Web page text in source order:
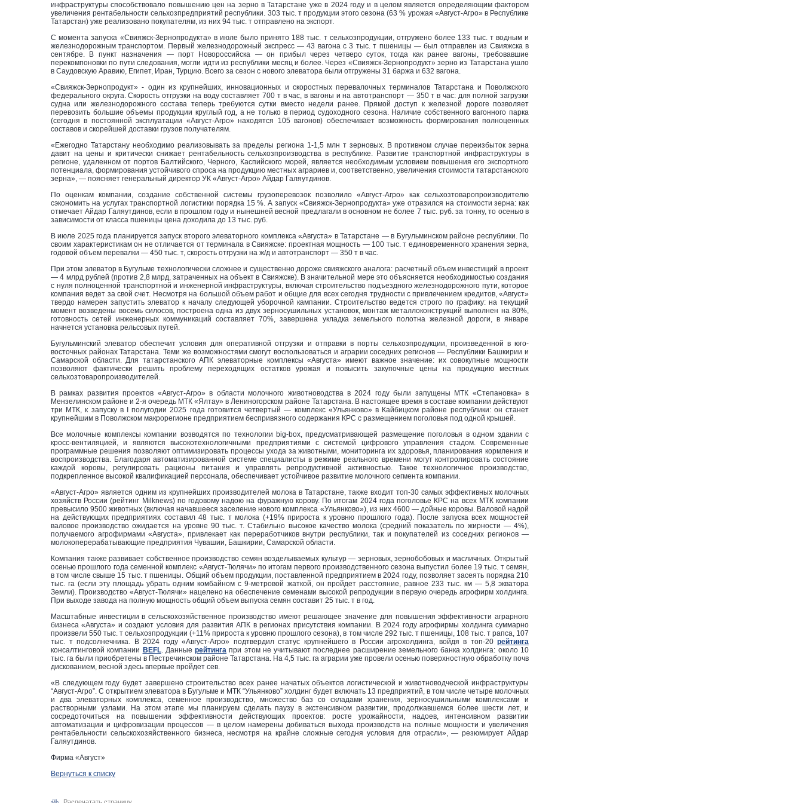
инфраструктуры способствовало повышению цен на зерно в Татарстане уже в 2024 году и в целом является определяющим фактором
увеличения рентабельности сельхозпредприятий республики. 303 тыс. т продукции этого сезона (63 % урожая «Август-Агро» в Республике
Татарстан) уже реализовано покупателям, из них 94 тыс. т отправлено на экспорт.
С момента запуска «Свияжск-Зернопродукта» в июле было принято 188 тыс. т сельхозпродукции, отгружено более 133 тыс. т водным и
железнодорожным транспортом. Первый железнодорожный экспресс — 43 вагона с 3 тыс. т пшеницы — был отправлен из Свияжска в
сентябре. В пункт назначения — порт Новороссийска — он прибыл через четверо суток, тогда как ранее вагоны, требовавшие
перекомпоновки по пути следования, могли идти из республики месяц и более. Через «Свияжск-Зернопродукт» зерно из Татарстана ушло
в Саудовскую Аравию, Египет, Иран, Турцию. Всего за сезон с нового элеватора были отгружены 31 баржа и 632 вагона.
«Свияжск-Зернопродукт» - один из крупнейших, инновационных и скоростных перевалочных терминалов Татарстана и Поволжского
федерального округа. Скорость отгрузки на воду составляет 700 т в час, в вагоны и на автотранспорт — 350 т в час: для полной загрузки
судна или железнодорожного состава теперь требуются сутки вместо недели ранее. Прямой доступ к железной дороге позволяет
перевозить большие объемы продукции круглый год, а не только в период судоходного сезона. Наличие собственного вагонного парка
(сегодня в постоянной эксплуатации «Август-Агро» находятся 105 вагонов) обеспечивает возможность формирования полноценных
составов и скорейшей доставки грузов получателям.
«Ежегодно Татарстану необходимо реализовывать за пределы региона 1-1,5 млн т зерновых. В противном случае переизбыток зерна
давит на цены и критически снижает рентабельность сельхозпроизводства в республике. Развитие транспортной инфраструктуры в
регионе, удаленном от портов Балтийского, Черного, Каспийского морей, является необходимым условием повышения его экспортного
потенциала, формирования устойчивого спроса на продукцию местных аграриев и, соответственно, увеличения стоимости татарстанского
зерна», — поясняет генеральный директор УК «Август-Агро» Айдар Галяутдинов.
По оценкам компании, создание собственной системы грузоперевозок позволило «Август-Агро» как сельхозтоваропроизводителю
сэкономить на услугах транспортной логистики порядка 15 %. А запуск «Свияжск-Зернопродукта» уже отразился на стоимости зерна: как
отмечает Айдар Галяутдинов, если в прошлом году и нынешней весной предлагали в основном не более 7 тыс. руб. за тонну, то осенью в
зависимости от класса пшеницы цена доходила до 13 тыс. руб.
В июле 2025 года планируется запуск второго элеваторного комплекса «Августа» в Татарстане — в Бугульминском районе республики. По
своим характеристикам он не отличается от терминала в Свияжске: проектная мощность — 100 тыс. т единовременного хранения зерна,
годовой объем перевалки — 450 тыс. т, скорость отгрузки на ж/д и автотранспорт — 350 т в час.
При этом элеватор в Бугульме технологически сложнее и существенно дороже свияжского аналога: расчетный объем инвестиций в проект
— 4 млрд рублей (против 2,8 млрд, затраченных на объект в Свияжске). В значительной мере это объясняется необходимостью создания
с нуля полноценной транспортной и инженерной инфраструктуры, включая строительство подъездного железнодорожного пути, которое
компания ведет за свой счет. Несмотря на большой объем работ и общие для всех сегодня трудности с привлечением кредитов, «Август»
твердо намерен запустить элеватор к началу следующей уборочной кампании. Строительство ведется строго по графику: на текущий
момент возведены восемь силосов, построена одна из двух зерносушильных установок, монтаж металлоконструкций выполнен на 80%,
готовность сетей инженерных коммуникаций составляет 70%, завершена укладка земельного полотна железной дороги, в январе
начнется установка рельсовых путей.
Бугульминский элеватор обеспечит условия для оперативной отгрузки и отправки в порты сельхозпродукции, произведенной в юго-
восточных районах Татарстана. Теми же возможностями смогут воспользоваться и аграрии соседних регионов — Республики Башкирии и
Самарской области. Для татарстанского АПК элеваторные комплексы «Августа» имеют важное значение: их совокупные мощности
позволяют фактически решить проблему переходящих остатков урожая и повысить закупочные цены на продукцию местных
сельхозтоваропроизводителей.
В рамках развития проектов «Август-Агро» в области молочного животноводства в 2024 году были запущены МТК «Степановка» в
Мензелинском районе и 2-я очередь МТК «Ялтау» в Лениногорском районе Татарстана. В настоящее время в составе компании действуют
три МТК, к запуску в I полугодии 2025 года готовится четвертый — комплекс «Ульянково» в Кайбицком районе республики: он станет
крупнейшим в Поволжском макрорегионе предприятием беспривязного содержания КРС c размещением поголовья под одной крышей.
Все молочные комплексы компании возводятся по технологии big-box, предусматривающей размещение поголовья в одном здании с
кросс-вентиляцией, и являются высокотехнологичными предприятиями с системой цифрового управления стадом. Современные
программные решения позволяют оптимизировать процессы ухода за животными, мониторинга их здоровья, планирования кормления и
воспроизводства. Благодаря автоматизированной системе специалисты в режиме реального времени могут контролировать состояние
каждой коровы, регулировать рационы питания и управлять репродуктивной активностью. Такое технологичное производство,
подкрепленное высокой квалификацией персонала, обеспечивает устойчивое развитие молочного сегмента компании.
«Август-Агро» является одним из крупнейших производителей молока в Татарстане, также входит топ-30 самых эффективных молочных
хозяйств России (рейтинг Milknews) по годовому надою на фуражную корову. По итогам 2024 года поголовье КРС на всех МТК компании
превысило 9500 животных (включая начавшееся заселение нового комплекса «Ульянково»), из них 4600 — дойные коровы. Валовой надой
на действующих предприятиях составил 48 тыс. т молока (+19% прироста к уровню прошлого года). После запуска всех мощностей
валовое производство ожидается на уровне 90 тыс. т. Стабильно высокое качество молока (средний показатель по жирности — 4%),
получаемого агрофирмами «Августа», привлекает как переработчиков внутри республики, так и покупателей из соседних регионов —
молокоперерабатывающие предприятия Чувашии, Башкирии, Самарской области.
Компания также развивает собственное производство семян возделываемых культур — зерновых, зернобобовых и масличных. Открытый
осенью прошлого года семенной комплекс «Август-Тюлячи» по итогам первого производственного сезона выпустил более 19 тыс. т семян,
в том числе свыше 15 тыс. т пшеницы. Общий объем продукции, поставленной предприятием в 2024 году, позволяет засеять порядка 210
тыс. га (если эту площадь убрать одним комбайном с 9-метровой жаткой, он пройдет расстояние, равное 233 тыс. км — 5,8 экватора
Земли). Производство «Август-Тюлячи» нацелено на обеспечение семенами высокой репродукции в первую очередь агрофирм холдинга.
При выходе завода на полную мощность общий объем выпуска семян составит 25 тыс. т в год.
Масштабные инвестиции в сельскохозяйственное производство имеют решающее значение для повышения эффективности аграрного
бизнеса «Августа» и создают условия для развития АПК в регионах присутствия компании. В 2024 году агрофирмы холдинга суммарно
произвели 550 тыс. т сельхозпродукции (+11% прироста к уровню прошлого сезона), в том числе 292 тыс. т пшеницы, 108 тыс. т рапса, 107
тыс. т подсолнечника. В 2024 году «Август-Агро» подтвердил статус крупнейшего в России агрохолдинга, войдя в топ-20 рейтинга
консалтинговой компании BEFL. Данныерейтинга при этом не учитывают последнее расширение земельного банка холдинга: около 10
тыс. га были приобретены в Пестречинском районе Татарстана. На 4,5 тыс. га аграрии уже провели осенью поверхностную обработку почв
дискованием, весной здесь впервые пройдет сев.
«В следующем году будет завершено строительство всех ранее начатых объектов логистической и животноводческой инфраструктуры
“Август-Агро”. С открытием элеватора в Бугульме и МТК “Ульянково” холдинг будет включать 13 предприятий, в том числе четыре молочных
и два элеваторных комплекса, семенное производство, множество баз со складами хранения, зерносушильными комплексами и
растворными узлами. На этом этапе мы планируем сделать паузу в экстенсивном развитии, продолжавшемся более шести лет, и
сосредоточиться на повышении эффективности действующих проектов: росте урожайности, надоев, интенсивном развитии
автоматизации и цифровизации процессов — в целом намерены добиваться выхода производств на полные мощности и увеличения
рентабельности сельскохозяйственного бизнеса, несмотря на крайне сложные сегодня условия для отрасли», — резюмирует Айдар
Галяутдинов.
Фирма «Август»
Вернуться к списку